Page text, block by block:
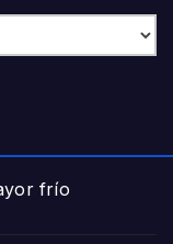
frío